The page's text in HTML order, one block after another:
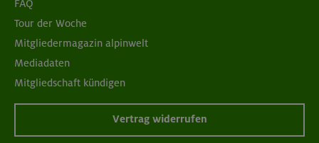
06.09.26
FAQ
Tour der Woche
Mitgliedermagazin alpinwelt
Mediadaten
Mitgliedschaft kündigen
Vertrag widerrufen